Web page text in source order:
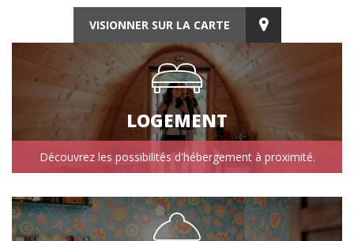
VISIONNER SUR LA CARTE
LOGEMENT
Découvrez les possibilités d'hébergement à proximité.